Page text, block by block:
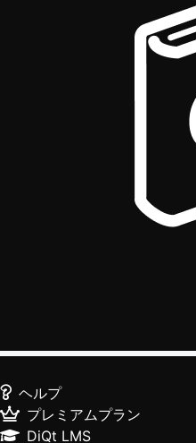
ヘルプ
プレミアムプラン
DiQt LMS